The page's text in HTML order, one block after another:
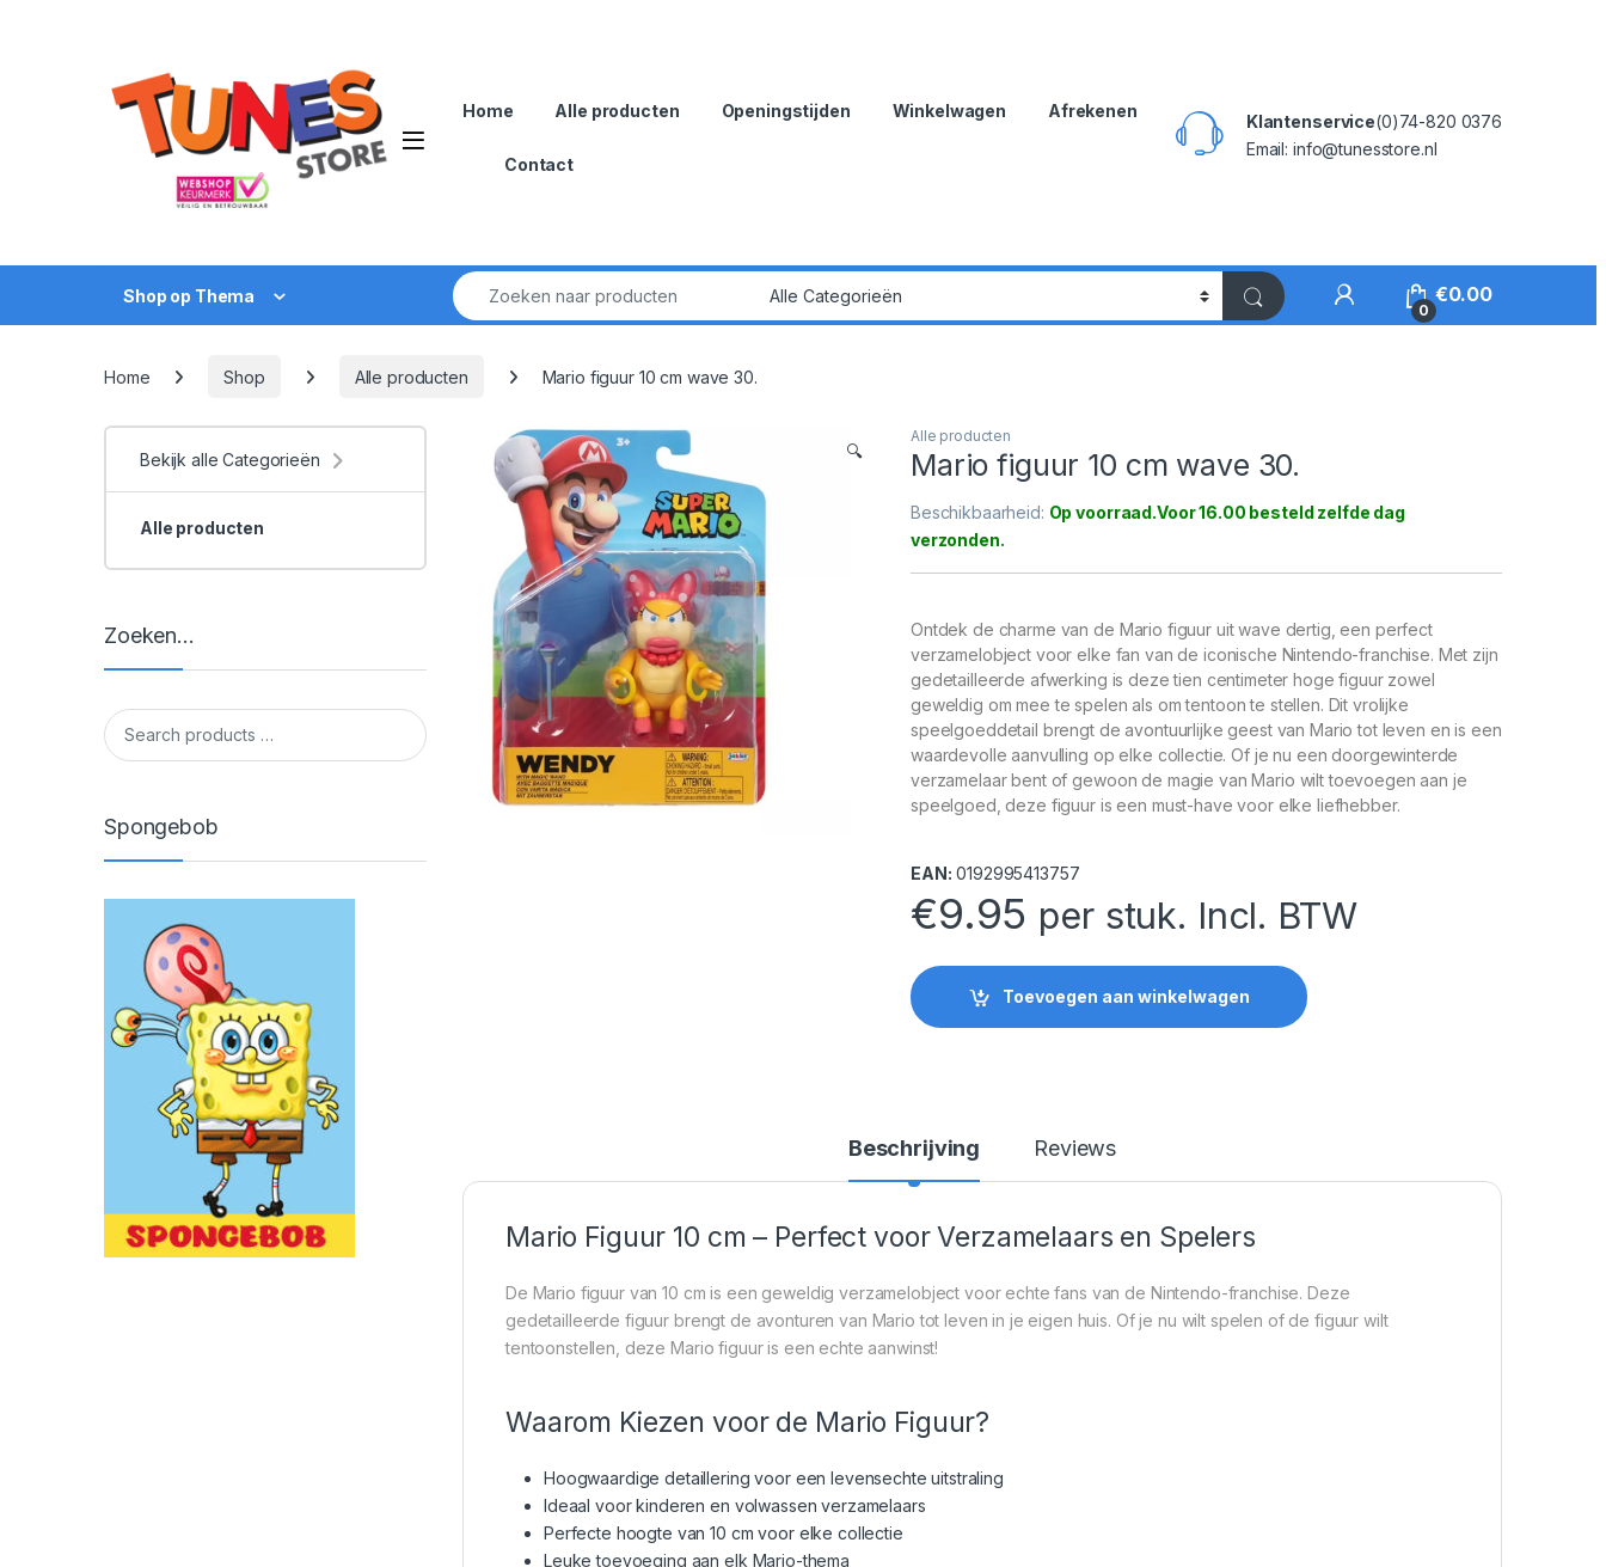
Open
Home Alle producten Openingstijden Winkelwagen Afrekenen
Contact
Klantenservice(0)74-820 0376
Email: info@tunesstore.nl
Shop op Thema
Zoek naar:
My Account
0
€0.00
Home Shop Alle producten Mario figuur 10 cm wave 30.
🔍
Alle producten
Mario figuur 10 cm wave 30.
Beschikbaarheid: Op voorraad
Ontdek de charme van de Mario figuur uit wave dertig, een perfect
verzamelobject voor elke fan van de iconische Nintendo-franchise. Met zijn
gedetailleerde afwerking is deze tien centimeter hoge figuur zowel
geweldig om mee te spelen als om tentoon te stellen. Dit vrolijke
speelgoeddetail brengt de avontuurlijke geest van Mario tot leven en is een
waardevolle aanvulling op elke collectie. Of je nu een doorgewinterde
verzamelaar bent of gewoon de magie van Mario wilt toevoegen aan je
speelgoed, deze figuur is een must-have voor elke liefhebber.
EAN: 0192995413757
€9.95 per stuk. Incl. BTW
Toevoegen aan winkelwagen
Beschrijving Reviews
Mario Figuur 10 cm – Perfect voor Verzamelaars en Spelers
De Mario figuur van 10 cm is een geweldig verzamelobject voor echte fans van de Nintendo-franchise. Deze
gedetailleerde figuur brengt de avonturen van Mario tot leven in je eigen huis. Of je nu wilt spelen of de figuur wilt
tentoonstellen, deze Mario figuur is een echte aanwinst!
Waarom Kiezen voor de Mario Figuur?
Hoogwaardige detaillering voor een levensechte uitstraling
Ideaal voor kinderen en volwassen verzamelaars
Perfecte hoogte van 10 cm voor elke collectie
Leuke toevoeging aan elk Mario-thema
Bekijk alle Categorieën
Alle producten
Zoeken…
Spongebob